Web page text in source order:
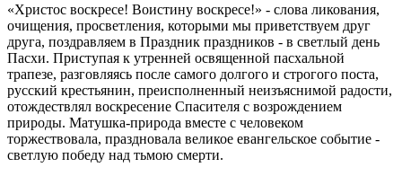
«Христос воскресе! Воистину воскресе!» - слова ликования,
очищения, просветления, которыми мы приветствуем друг
друга, поздравляем в Праздник праздников - в светлый день
Пасхи. Приступая к утренней освященной пасхальной
трапезе, разговляясь после самого долгого и строгого поста,
русский крестьянин, преисполненный неизъяснимой радости,
отождествлял воскресение Спасителя с возрождением
природы. Матушка-природа вместе с человеком
торжествовала, праздновала великое евангельское событие -
светлую победу над тьмою смерти.